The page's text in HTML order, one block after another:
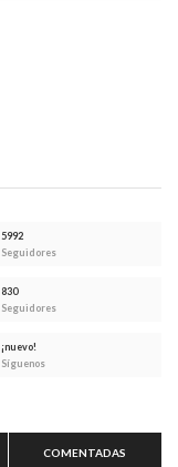
5992
Seguidores
830
Seguidores
¡nuevo!
Síguenos
COMENTADAS